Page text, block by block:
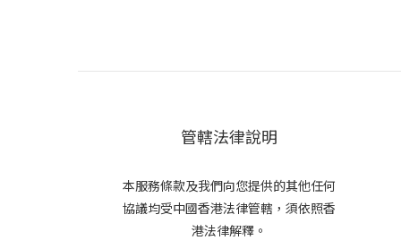
管轄法律說明
本服務條款及我們向您提供的其他任何
協議均受中國香港法律管轄，須依照香
港法律解釋。